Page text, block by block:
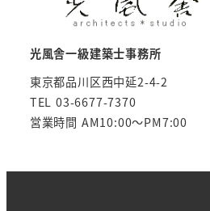
光風舎一級建築士事務所
東京都品川区西中延2-4-2
TEL 03-6677-7370
営業時間 AM10:00～PM7:00